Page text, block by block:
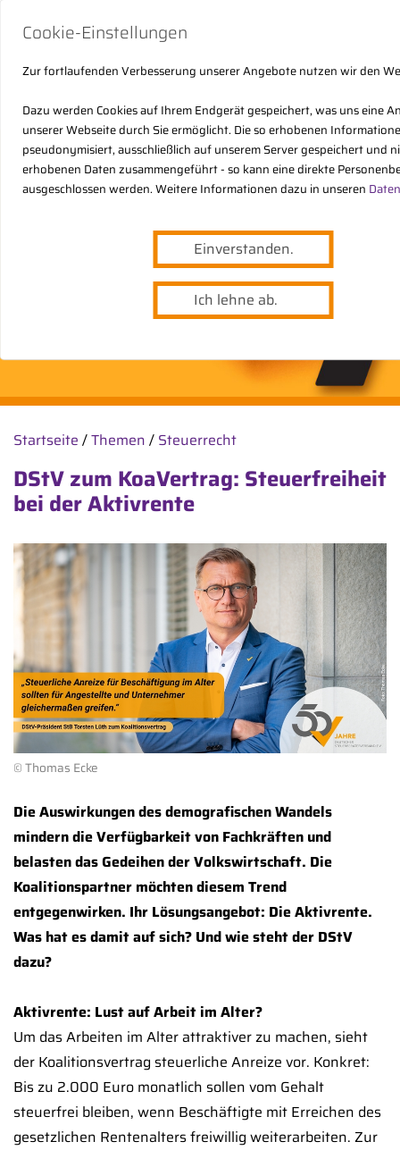
Cookie-Einstellungen
Zur fortlaufenden Verbesserung unserer Angebote nutzen wir den
Dazu werden Cookies auf Ihrem Endgerät gespeichert, was uns eine
unserer Webseite durch Sie ermöglicht. Die so erhobenen
pseudonymisiert, ausschließlich auf unserem Server gespeichert und
erhobenen Daten zusammengeführt - so kann eine direkte
ausgeschlossen werden. Weitere Informationen dazu in unseren
Einverstanden.
Ich lehne ab.
Startseite /Themen / Steuerrecht
DStV zum KoaVertrag: Steuerfreiheit
bei der Aktivrente
© Thomas Ecke
Die Auswirkungen des demografischen Wandels
mindern die Verfügbarkeit von Fachkräften und
belasten das Gedeihen der Volkswirtschaft. Die
Koalitionspartner möchten diesem Trend
entgegenwirken. Ihr Lösungsangebot: Die Aktivrente.
Was hat es damit auf sich? Und wie steht der DStV
dazu?
Aktivrente: Lust auf Arbeit im Alter?
Um das Arbeiten im Alter attraktiver zu machen, sieht
der Koalitionsvertrag steuerliche Anreize vor. Konkret:
Bis zu 2.000 Euro monatlich sollen vom Gehalt
steuerfrei bleiben, wenn Beschäftigte mit Erreichen des
gesetzlichen Rentenalters freiwillig weiterarbeiten. Zur